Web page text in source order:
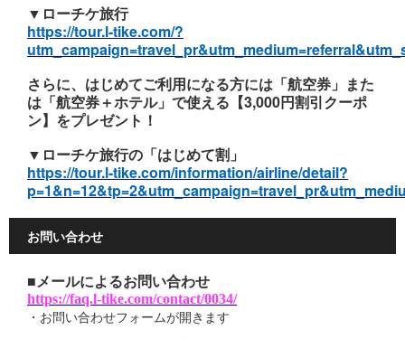
▼ローチケ旅行
https://tour.l-tike.com/?
さらに、はじめてご利用になる方には「航空券」また
は「航空券＋ホテル」で使える【3,000円割引クーポ
ン】をプレゼント！
▼ローチケ旅行の「はじめて割」
https://tour.l-tike.com/information/airline/detail?
お問い合わせ
■メールによるお問い合わせ
https://faq.l-tike.com/contact/0034/
・お問い合わせフォームが開きます